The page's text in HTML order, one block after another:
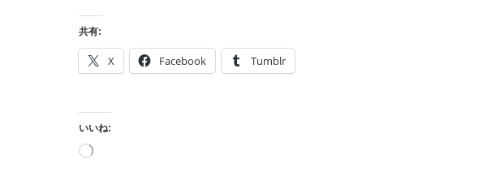
共有:
X Facebook Tumblr
いいね:
読
み